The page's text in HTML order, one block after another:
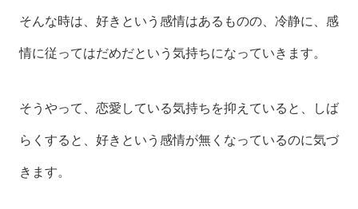
そんな時は、好きという感情はあるものの、冷静に、感
情に従ってはだめだという気持ちになっていきます。
そうやって、恋愛している気持ちを抑えていると、しば
らくすると、好きという感情が無くなっているのに気づ
きます。